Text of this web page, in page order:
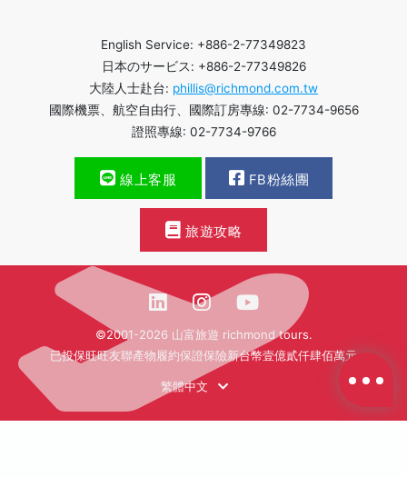
English Service: +886-2-77349823
日本のサービス: +886-2-77349826
大陸人士赴台: phillis@richmond.com.tw
國際機票、航空自由行、國際訂房專線: 02-7734-9656
證照專線: 02-7734-9766
線上客服 FB粉絲團
旅遊攻略
©2001-2026 山富旅遊 richmond tours.
已投保旺旺友聯產物履約保證保險新台幣壹億貳仟肆佰萬元
繁體中文